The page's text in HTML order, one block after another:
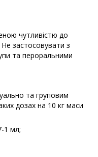
чутливістю до
застосовувати з
та пероральними
та груповим
дозах на 10 кг маси
1 мл;